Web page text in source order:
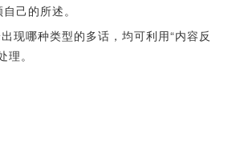
己的所述。
现哪种类型的多话，均可利用“内容反
。